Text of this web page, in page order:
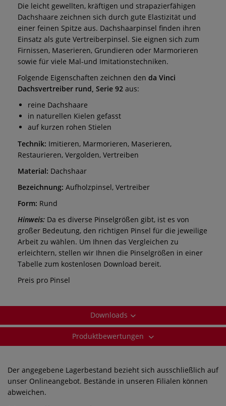
Die leicht gewellten, kräftigen und strapazierfähigen
Dachshaare zeichnen sich durch gute Elastizität und
einer feinen Spitze aus. Dachshaarpinsel finden ihren
Einsatz als gute Vertreiberpinsel. Sie eignen sich zum
Firnissen, Maserieren, Grundieren oder Marmorieren
sowie für viele Mal-und Imitationstechniken.
Folgende Eigenschaften zeichnen den da Vinci
Dachsvertreiber rund, Serie 92 aus:
reine Dachshaare
in naturellen Kielen gefasst
auf kurzen rohen Stielen
Technik: Imitieren, Marmorieren, Maserieren,
Restaurieren, Vergolden, Vertreiben
Material: Dachshaar
Bezeichnung: Aufholzpinsel, Vertreiber
Form: Rund
Hinweis: Da es diverse Pinselgrößen gibt, ist es von
großer Bedeutung, den richtigen Pinsel für die jeweilige
Arbeit zu wählen. Um Ihnen das Vergleichen zu
erleichtern, stellen wir Ihnen die Pinselgrößen in einer
Tabelle zum kostenlosen Download bereit.
Preis pro Pinsel
Downloads
Produktbewertungen
Der angegebene Lagerbestand bezieht sich ausschließlich auf
unser Onlineangebot. Bestände in unseren Filialen können
abweichen.